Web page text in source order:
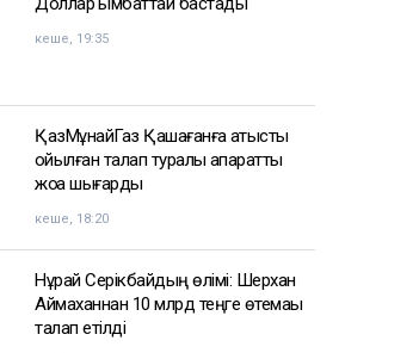
кеше, 19:35
ҚазМұнайГаз Қашағанға қатысты
қойылған талап туралы ақпаратты
жоққа шығарды
кеше, 18:20
Нұрай Серікбайдың өлімі: Шерхан
Аймаханнан 10 млрд теңге өтемақы
талап етілді